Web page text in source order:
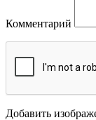
Комментарий
Добавить